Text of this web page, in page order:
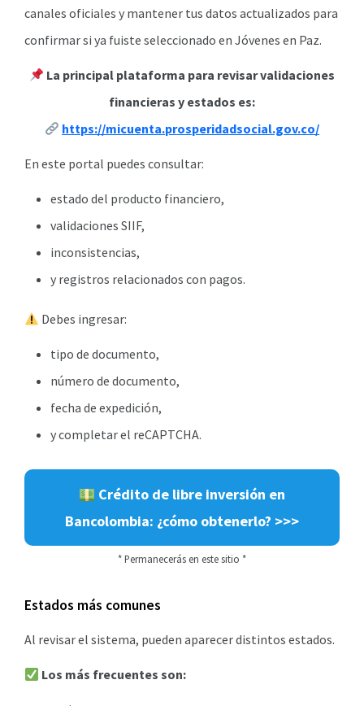
canales oficiales y mantener tus datos actualizados para
confirmar si ya fuiste seleccionado en Jóvenes en Paz.
La principal plataforma para revisar validaciones
financieras y estados es:
https://micuenta.prosperidadsocial.gov.co/
En este portal puedes consultar:
estado del producto financiero,
validaciones SIIF,
inconsistencias,
y registros relacionados con pagos.
Debes ingresar:
tipo de documento,
número de documento,
fecha de expedición,
y completar el reCAPTCHA.
Crédito de libre inversión en
Bancolombia: ¿cómo obtenerlo? >>>
* Permanecerás en este sitio *
Estados más comunes
Al revisar el sistema, pueden aparecer distintos estados.
Los más frecuentes son: